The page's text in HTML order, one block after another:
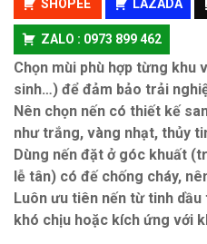
SHOPEE LAZADA
ZALO : 0973 899 462
Chọn mùi phù hợp từng khu
sinh…) để đảm bảo trải
Nên chọn nến có thiết kế
như trắng, vàng nhạt, thủy
Dùng nến đặt ở góc khuất
lễ tân) có đế chống cháy,
Luôn ưu tiên nến từ tinh
khó chịu hoặc kích ứng với